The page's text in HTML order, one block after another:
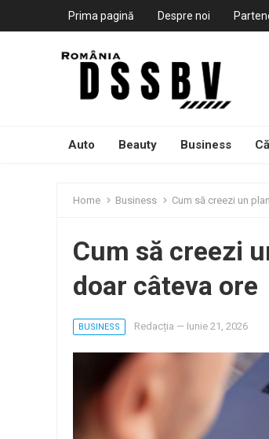
Prima pagină Despre noi
Auto Beauty Business
Home Business Cum să creezi un
Cum să creezi
doar câteva ore
BUSINESS Redacția — Iunie 21, 2026